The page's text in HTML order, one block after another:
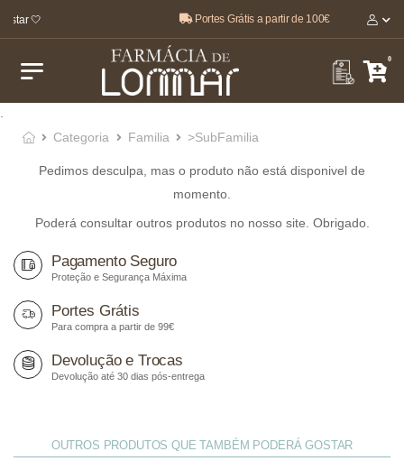
🤍 Portes Grátis a partir de 100€
0
Categoria
Familia >SubFamilia
Pedimos desculpa, mas o produto não está disponivel de
momento.
Poderá consultar outros produtos no nosso site. Obrigado.
Pagamento Seguro
Proteção e Segurança Máxima
Portes Grátis
Para compra a partir de 99€
Devolução e Trocas
Devolução até 30 dias pós-entrega
OUTROS PRODUTOS QUE TAMBÉM PODERÁ GOSTAR